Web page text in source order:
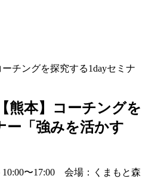
チングを探究する1dayセミナ
熊本】コーチングを
ー「強みを活かす
10:00〜17:00 会場：くまもと森